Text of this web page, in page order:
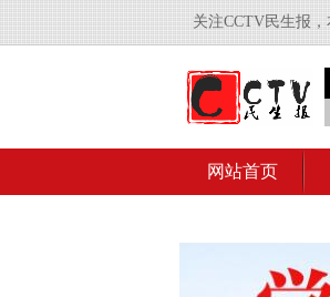
关注CCTV民生报
网站首页